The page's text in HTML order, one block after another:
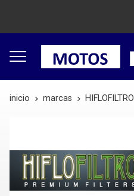
inicio marcas HIFLOFILTRO